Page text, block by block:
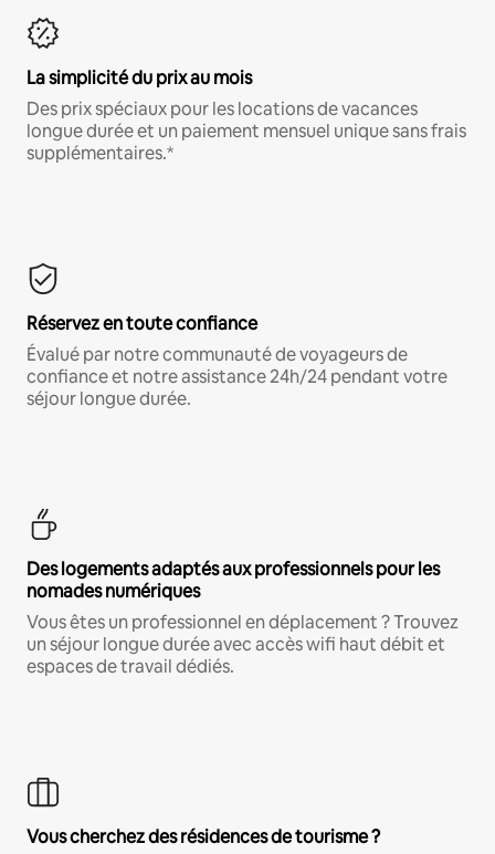
La simplicité du prix au mois
Des prix spéciaux pour les locations de vacances
longue durée et un paiement mensuel unique sans frais
supplémentaires.*
Réservez en toute confiance
Évalué par notre communauté de voyageurs de
confiance et notre assistance 24h/24 pendant votre
séjour longue durée.
Des logements adaptés aux professionnels pour les
nomades numériques
Vous êtes un professionnel en déplacement ? Trouvez
un séjour longue durée avec accès wifi haut débit et
espaces de travail dédiés.
Vous cherchez des résidences de tourisme ?